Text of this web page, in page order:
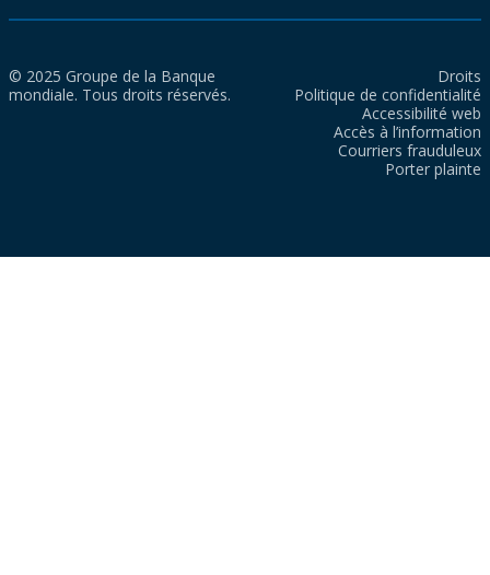
© 2025 Groupe de la Banque
mondiale. Tous droits réservés.
Droits
Politique de confidentialité
Accessibilité web
Accès à l’information
Courriers frauduleux
Porter plainte